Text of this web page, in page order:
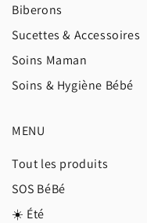
Biberons
Sucettes & Accessoires
Soins Maman
Soins & Hygiène Bébé
MENU
Tout les produits
SOS BéBé
☀️ Été